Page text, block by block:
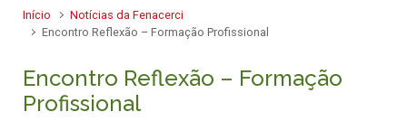
Início
Notícias da Fenacerci
Encontro Reflexão – Formação Profissional
Encontro Reflexão – Formação
Profissional